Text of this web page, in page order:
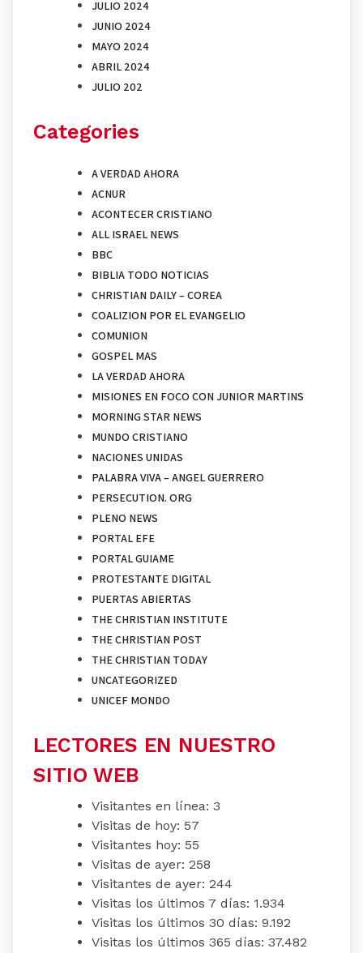
JULIO 2024
JUNIO 2024
MAYO 2024
ABRIL 2024
JULIO 202
Categories
A VERDAD AHORA
ACNUR
ACONTECER CRISTIANO
ALL ISRAEL NEWS
BBC
BIBLIA TODO NOTICIAS
CHRISTIAN DAILY – COREA
COALIZION POR EL EVANGELIO
COMUNION
GOSPEL MAS
LA VERDAD AHORA
MISIONES EN FOCO CON JUNIOR MARTINS
MORNING STAR NEWS
MUNDO CRISTIANO
NACIONES UNIDAS
PALABRA VIVA – ANGEL GUERRERO
PERSECUTION. ORG
PLENO NEWS
PORTAL EFE
PORTAL GUIAME
PROTESTANTE DIGITAL
PUERTAS ABIERTAS
THE CHRISTIAN INSTITUTE
THE CHRISTIAN POST
THE CHRISTIAN TODAY
UNCATEGORIZED
UNICEF MONDO
LECTORES EN NUESTRO
SITIO WEB
Visitantes en línea: 3
Visitas de hoy: 57
Visitantes hoy: 55
Visitas de ayer: 258
Visitantes de ayer: 244
Visitas los últimos 7 días: 1.934
Visitas los últimos 30 días: 9.192
Visitas los últimos 365 días: 37.482